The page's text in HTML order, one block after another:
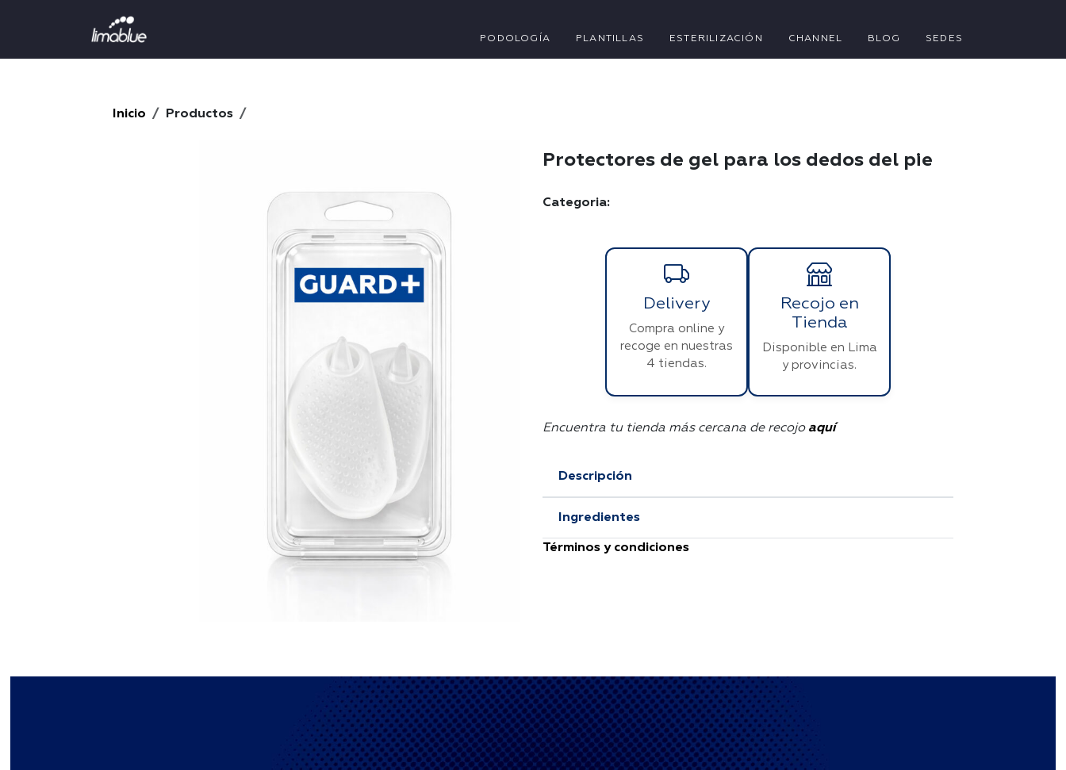
PODOLOGÍA PLANTILLAS ESTERILIZACIÓN CHANNEL BLOG SEDES
Inicio Productos
Protectores de gel para los dedos del pie
Categoria:
Delivery
Compra online y
recoge en nuestras
4 tiendas.
Recojo en
Tienda
Disponible en Lima
y provincias.
Encuentra tu tienda más cercana de recojo aquí
Descripción
Ingredientes
Términos y condiciones